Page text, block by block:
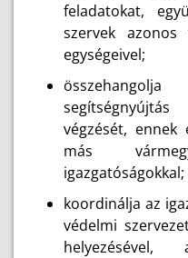
feladatokat,
szervek azonos
egységeivel;
végzését,
más
igazgatóságokkal;
koordinálja az
védelmi